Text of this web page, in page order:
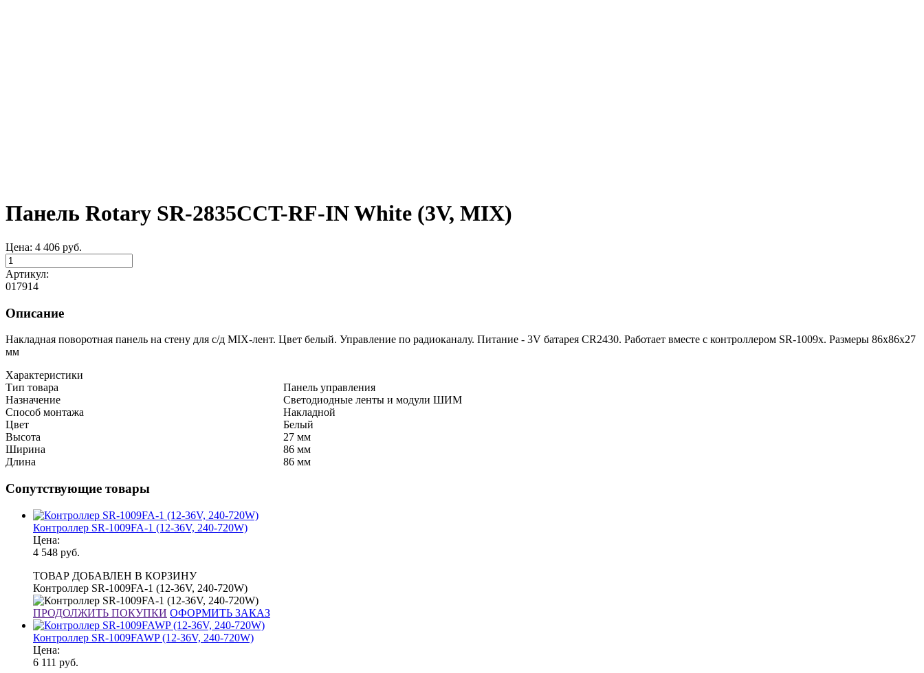
Панель Rotary SR-2835CCT-RF-IN White (3V, MIX)
Цена: 4 406 руб.
Артикул:
017914
Описание
Накладная поворотная панель на стену для с/д MIX-лент. Цвет белый. Управление по радиоканалу. Питание - 3V батарея CR2430. Работает вместе с контроллером SR-1009x. Размеры 86х86х27
мм
Характеристики
Тип товара
Панель управления
Назначение
Светодиодные ленты и модули ШИМ
Способ монтажа
Накладной
Цвет
Белый
Высота
27 мм
Ширина
86 мм
Длина
86 мм
Сопутствующие товары
Контроллер SR-1009FA-1 (12-36V, 240-720W)
Цена:
4 548 руб.
ТОВАР ДОБАВЛЕН В КОРЗИНУ
Контроллер SR-1009FA-1 (12-36V, 240-720W)
ПРОДОЛЖИТЬ ПОКУПКИ ОФОРМИТЬ ЗАКАЗ
Контроллер SR-1009FAWP (12-36V, 240-720W)
Цена:
6 111 руб.